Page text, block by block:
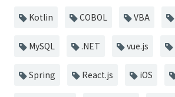
Kotlin COBOL VBA
MySQL .NET vue.js
Spring React.js iOS